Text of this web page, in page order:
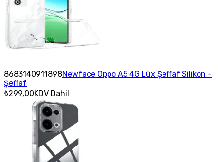
8683140911898Newface Oppo A5 4G Lüx Şeffaf Silikon -
Şeffaf
₺299,00KDV Dahil